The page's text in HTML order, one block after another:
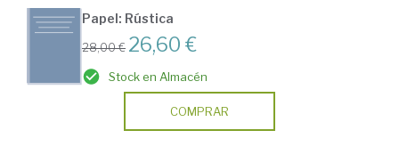
Papel: Rústica
28,00 € 26,60 €
Stock en Almacén
COMPRAR